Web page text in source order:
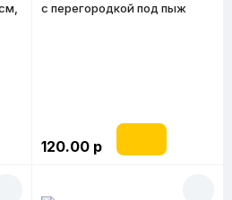
с перегородкой под пыж
120.00 р